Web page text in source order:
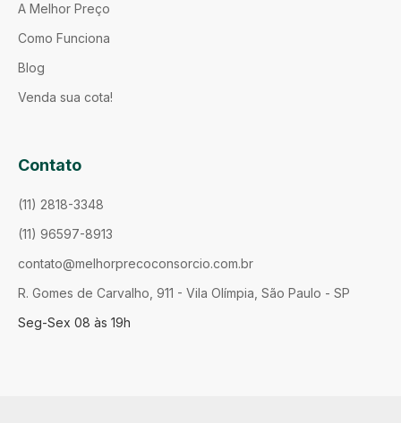
A Melhor Preço
Como Funciona
Blog
Venda sua cota!
Contato
(11) 2818-3348
(11) 96597-8913
contato@melhorprecoconsorcio.com.br
R. Gomes de Carvalho, 911 - Vila Olímpia, São Paulo - SP
Seg-Sex 08 às 19h